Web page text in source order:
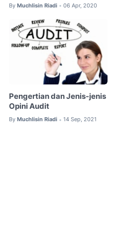
By Muchlisin Riadi • 06 Apr, 2020
Pengertian dan Jenis-jenis
Opini Audit
By Muchlisin Riadi • 14 Sep, 2021